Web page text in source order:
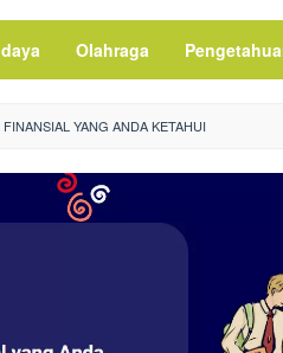
Olahraga
YANG ANDA KETAHUI